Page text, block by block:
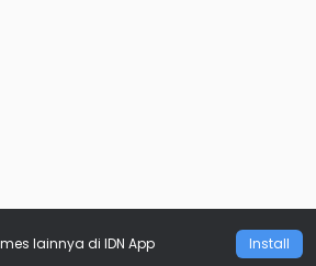
lainnya di IDN App Install